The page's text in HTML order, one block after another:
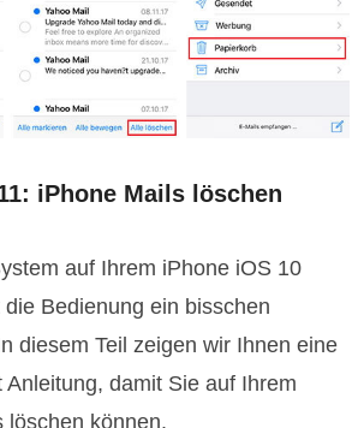
iPhone Mails löschen
auf Ihrem iPhone iOS 10
Bedienung ein bisschen
diesem Teil zeigen wir Ihnen eine
Anleitung, damit Sie auf Ihrem
löschen können.